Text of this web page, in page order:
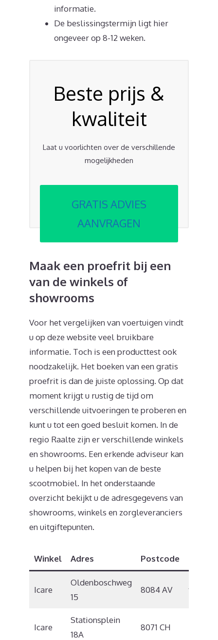
informatie.
De beslissingstermijn ligt hier
ongeveer op 8-12 weken.
Beste prijs &
kwaliteit
Laat u voorlichten over de verschillende
mogelijkheden
GRATIS ADVIES
AANVRAGEN
Maak een proefrit bij een
van de winkels of
showrooms
Voor het vergelijken van voertuigen vindt
u op deze website veel bruikbare
informatie. Toch is een producttest ook
noodzakelijk. Het boeken van een gratis
proefrit is dan de juiste oplossing. Op dat
moment krijgt u rustig de tijd om
verschillende uitvoeringen te proberen en
kunt u tot een goed besluit komen. In de
regio Raalte zijn er verschillende winkels
en showrooms. Een erkende adviseur kan
u helpen bij het kopen van de beste
scootmobiel. In het onderstaande
overzicht bekijkt u de adresgegevens van
showrooms, winkels en zorgleveranciers
en uitgiftepunten.
Winkel Adres Postcode
Icare
Oldenboschweg
15
8084 AV t Harde
Icare
Stationsplein
18A
8071 CH